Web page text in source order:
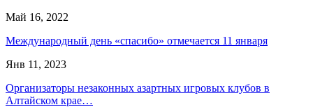
Май 16, 2022
Международный день «спасибо» отмечается 11 января
Янв 11, 2023
Организаторы незаконных азартных игровых клубов в
Алтайском крае…